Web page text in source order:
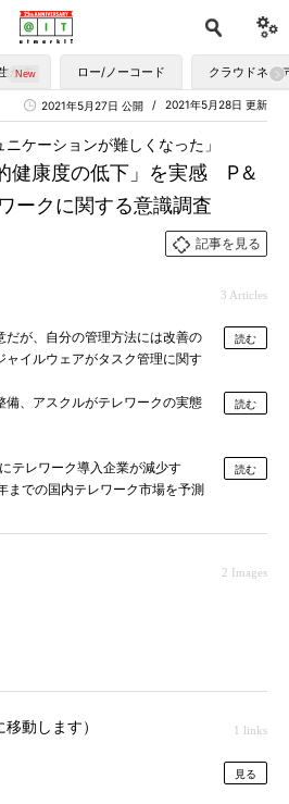
かす ロー/ノーコード クラウドネイ
2021年5月28日 更新
2021年5月27日 公開
健康度の低下」を実感 P＆
ークに関する意識調査
ニケーションが難しくなった」
記事を見る
3 Articles
だが、自分の管理方法には改善の
イルウェアがタスク管理に関す
読む
備、アスクルがテレワークの実態
読む
テレワーク導入企業が減少す
での国内テレワーク市場を予測
読む
2 Images
動します） 1 links
見る